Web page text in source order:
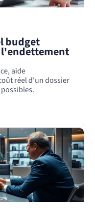
budget
aide
réel d'un dossier